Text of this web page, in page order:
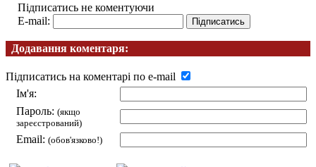
Підписатись не коментуючи
E-mail:
Додавання коментаря:
Підписатись на коментарі по e-mail
Ім'я:
Пароль: (якщо
зареєстрований)
Email: (обов'язково!)